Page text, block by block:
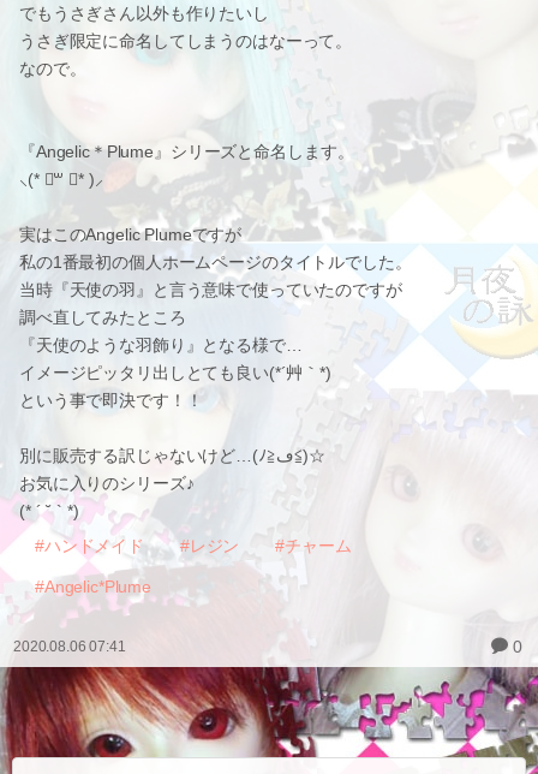
でもうさぎさん以外も作りたいし
うさぎ限定に命名してしまうのはなーって。
なので。
『Angelic＊Plume』シリーズと命名します。
⸜(* ॑꒳ ॑* )⸝
実はこのAngelic Plumeですが
私の1番最初の個人ホームページのタイトルでした。
当時『天使の羽』と言う意味で使っていたのですが
調べ直してみたところ
『天使のような羽飾り』となる様で…
イメージピッタリ出しとても良い(*´艸｀*)
という事で即決です！！
別に販売する訳じゃないけど…(ﾉ≧ڡ≦)☆
お気に入りのシリーズ♪
(* ´ ˘ ` *)
#ハンドメイド
#レジン #チャーム
#Angelic*Plume
2020.08.06 07:41 0